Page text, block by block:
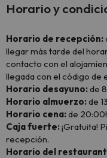
Horario y
Horario de recepción:
llegar más tarde del
contacto con el
llegada con el código de
Horario desayuno:de
Horario almuerzo:de
Horario cena:de
Caja fuerte:¡Gratuita!
recepción.
Horario del